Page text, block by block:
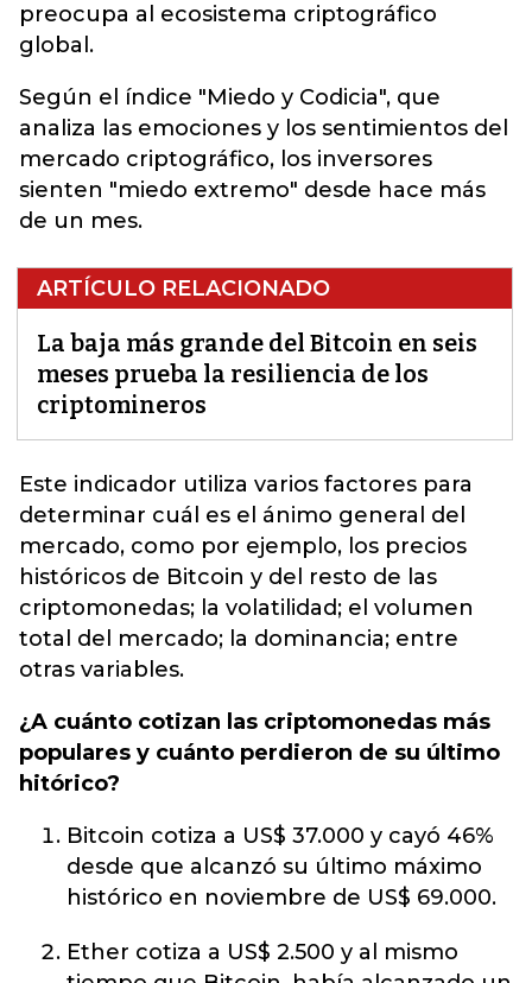
preocupa al ecosistema criptográfico
global.
Según el índice "Miedo y Codicia", que
analiza las emociones y los sentimientos del
mercado criptográfico, los inversores
sienten "miedo extremo" desde hace más
de un mes.
ARTÍCULO RELACIONADO
La baja más grande del Bitcoin en seis
meses prueba la resiliencia de los
criptomineros
Este indicador utiliza varios factores para
determinar cuál es el ánimo general del
mercado, como por ejemplo, los precios
históricos de Bitcoin y del resto de las
criptomonedas; la volatilidad; el volumen
total del mercado; la dominancia; entre
otras variables.
¿A cuánto cotizan las criptomonedas más
populares y cuánto perdieron de su último
hitórico?
Bitcoin cotiza a US$ 37.000 y cayó 46%
desde que alcanzó su último máximo
histórico en noviembre de US$ 69.000.
Ether cotiza a US$ 2.500 y al mismo